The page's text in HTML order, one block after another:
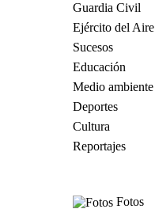
Guardia Civil
Ejército del Aire
Sucesos
Educación
Medio ambiente
Deportes
Cultura
Reportajes
Fotos